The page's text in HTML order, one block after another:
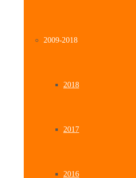
2009-2018
2018
2017
2016